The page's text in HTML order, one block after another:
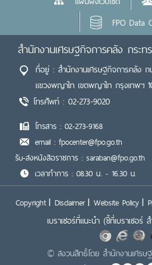
FPO Data
สำนักงานเศรษฐกิจการคลัง กระท
ที่อยู่ : สำนักงานเศรษฐกิจการคลัง
แขวงพญาไท เขตพญาไท กรุงเทพฯ
โทรศัพท์ : 02-273-9020
โทรสาร : 02-273-9168
email : fpocenter@fpo.go.th
รับ-ส่งหนังสือราชการ : saraban@fpo.go.th
เวลาทำการ : 08.30 น. - 16.30 น.
Copyright Disclaimer Website Policy
เบราเซอร์ที่แนะนำ (ชี้ที่เบราเซอร์
© สงวนสิทธิ์โดย สำนักงานเศรษ